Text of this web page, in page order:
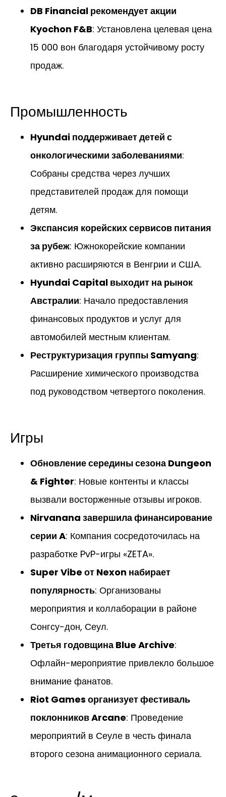
DB Financial рекомендует акции
Kyochon F&B: Установлена целевая цена
15 000 вон благодаря устойчивому росту
продаж.
Промышленность
Hyundai поддерживает детей с
онкологическими заболеваниями:
Собраны средства через лучших
представителей продаж для помощи
детям.
Экспансия корейских сервисов питания
за рубеж: Южнокорейские компании
активно расширяются в Венгрии и США.
Hyundai Capital выходит на рынок
Австралии: Начало предоставления
финансовых продуктов и услуг для
автомобилей местным клиентам.
Реструктуризация группы Samyang:
Расширение химического производства
под руководством четвертого поколения.
Игры
Обновление середины сезона Dungeon
& Fighter: Новые контенты и классы
вызвали восторженные отзывы игроков.
Nirvanana завершила финансирование
серии A: Компания сосредоточилась на
разработке PvP-игры «ZETA».
Super Vibe от Nexon набирает
популярность: Организованы
мероприятия и коллаборации в районе
Сонгсу-дон, Сеул.
Третья годовщина Blue Archive:
Офлайн-мероприятие привлекло большое
внимание фанатов.
Riot Games организует фестиваль
поклонников Arcane: Проведение
мероприятий в Сеуле в честь финала
второго сезона анимационного сериала.